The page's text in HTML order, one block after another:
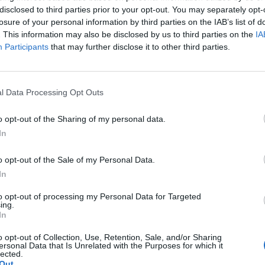
to third parties prior to your opt-out. You may separately
of your personal information by third parties on the IAB’s list of
This information may also be disclosed by us to third parties on the
Participants that may further disclose it to other third parties.
Data Processing Opt Outs
opt-out of the Sharing of my personal data.
opt-out of the Sale of my Personal Data.
opt-out of processing my Personal Data for Targeted
opt-out of Collection, Use, Retention, Sale, and/or Sharing
Data that Is Unrelated with the Purposes for which it
miatt vált most lehetségessé, állítja Gyarmati
szakértő. Véleménye szerint nemcsak Izrael, hanem
megakadályozzák Irán atomfegyverhez jutását - írta
voltak a régióban zajló fegyvertelepítésekben. A támadás
portfolio.hu hírarchívumához tartozik, melynek olvasása
tartalmazza:
cikkarchívum
elmúlt 2 év napon belüli